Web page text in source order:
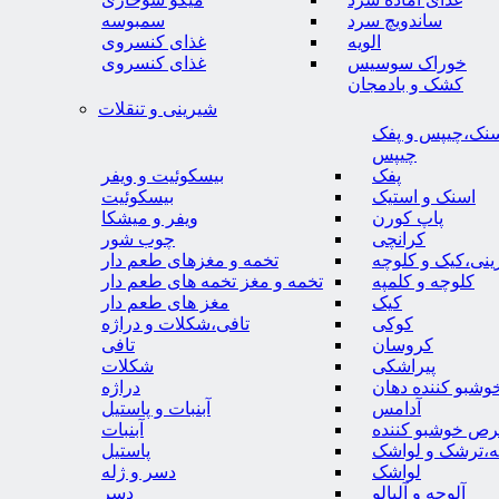
ساندویچ سرد
الویه
خوراک سوسیس
کشک و بادمجان
سمبوسه
غذای کنسروی
غذای کنسروی
شیرینی و تنقلات
و پفک
چیپس
پفک
اسنک و استیک
پاپ کورن
کرانچی
و کلوچه
کلوچه و کلمپه
کیک
کوکی
کروسان
پیراشکی
کننده دهان
آدامس
خوشبو کننده
و لواشک
لواشک
آلوچه و آلبالو
بیسکوئیت و ویفر
بیسکوئیت
ویفر و میشکا
چوب شور
تخمه و مغزهای طعم دار
تخمه و مغز تخمه های طعم دار
مغز های طعم دار
تافی،شکلات و دراژه
تافی
شکلات
دراژه
آبنبات و پاستیل
آبنبات
پاستیل
دسر و ژله
دسر